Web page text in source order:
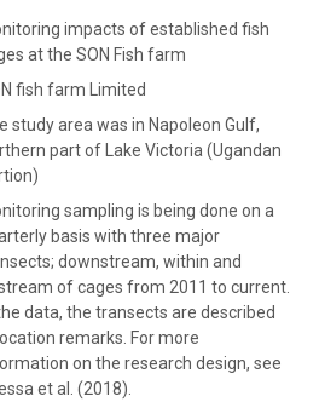
impacts of established fish
at the SON Fish farm
fish farm Limited
study area was in Napoleon Gulf,
part of Lake Victoria (Ugandan
sampling is being done on a
basis with three major
downstream, within and
of cages from 2011 to current.
data, the transects are described
remarks. For more
on the research design, see
et al. (2018).